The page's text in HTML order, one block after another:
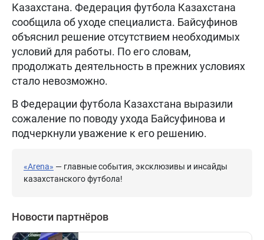
Казахстана. Федерация футбола Казахстана
сообщила об уходе специалиста. Байсуфинов
объяснил решение отсутствием необходимых
условий для работы. По его словам,
продолжать деятельность в прежних условиях
стало невозможно.
В Федерации футбола Казахстана выразили
сожаление по поводу ухода Байсуфинова и
подчеркнули уважение к его решению.
«Arena» — главные события, эксклюзивы и инсайды
казахстанского футбола!